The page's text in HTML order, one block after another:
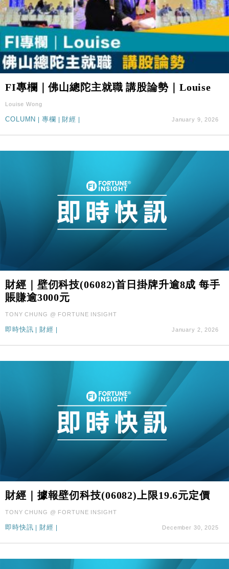
15:47
財經｜恒隆10月換帥 玩具「反」斗城亞洲CEO蔡德
粦接任
15:11
財經｜韓股反覆波動收跌 連挫7周創逾3年最長跌勢
13:44
財經｜內地7月美元計價出口增近24%勝預期 貿易順
差達1125億美元
12:44
財經｜日本春季三度入市撐日圓 4月單日斥6.28萬億
11:12
國際｜特朗普料美伊戰事快結束 承認部分彈藥庫存緊
司
FI專欄｜佛山總陀主就職 講股論勢｜Louise
Louise Wong
COLUMN | 專欄 | 財經 | January 9, 2026
財經｜壁仞科技(06082)首日掛牌升逾8成 每手
賬賺逾3000元
TONY CHUNG @ FORTUNE INSIGHT
即時快訊 財經 January 2, 2026
財經｜據報壁仞科技(06082)上限19.6元定價
TONY CHUNG @ FORTUNE INSIGHT
即時快訊 | 財經 | December 30, 2025